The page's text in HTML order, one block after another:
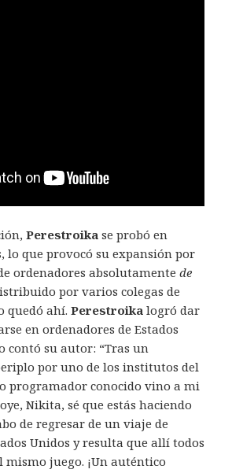
Perestroika se probó en
que provocó su expansión por
ordenadores absolutamentede
por varios colegas de
quedó ahí. Perestroikalogró dar
en ordenadores de Estados
contó su autor: “Tras un
por uno de los institutos del
programador conocido vino a mi
Nikita, sé que estás haciendo
de regresar de un viaje de
Unidos y resulta que allí todos
mismo juego. ¡Un auténtico